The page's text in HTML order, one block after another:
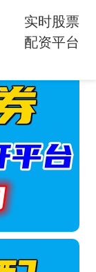
实时股票
配资平台